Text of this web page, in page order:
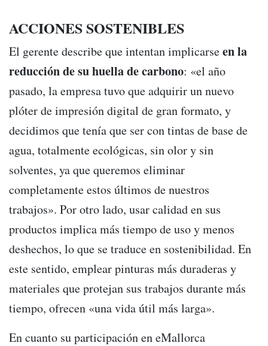
ACCIONES SOSTENIBLES
El gerente describe que intentan implicarseen la
reducción de su huella de carbono: «el año
pasado, la empresa tuvo que adquirir un nuevo
plóter de impresión digital de gran formato, y
decidimos que tenía que ser con tintas de base de
agua, totalmente ecológicas, sin olor y sin
solventes, ya que queremos eliminar
completamente estos últimos de nuestros
trabajos». Por otro lado, usar calidad en sus
productos implica más tiempo de uso y menos
deshechos, lo que se traduce en sostenibilidad. En
este sentido, emplear pinturas más duraderas y
materiales que protejan sus trabajos durante más
tiempo, ofrecen «una vida útil más larga».
En cuanto su participación en eMallorca